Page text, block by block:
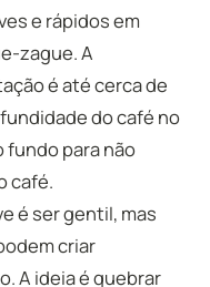
e rápidos em
zague. A
é até cerca de
do café no
para não
café.
é ser gentil, mas
criar
A ideia é quebrar